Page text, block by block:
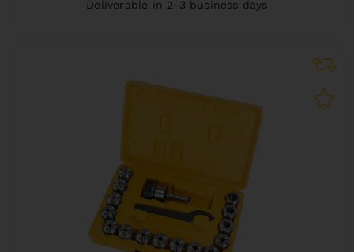
Deliverable in 2-3 business days